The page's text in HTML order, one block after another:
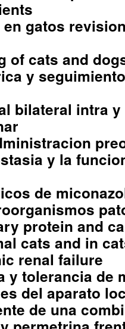
gatos
of cats and
y
bilateral intra
y la
de
protein and
cats and in
renal failure
y tolerancia de
del aparato
de una